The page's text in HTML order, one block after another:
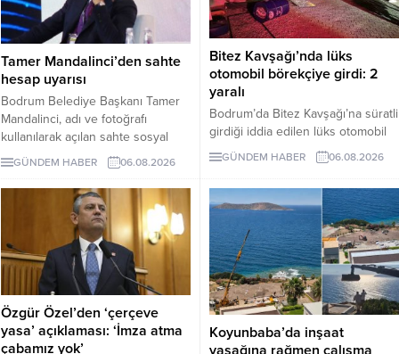
Tamer Mandalinci’den sahte
hesap uyarısı
Bodrum Belediye Başkanı Tamer
Mandalinci, adı ve fotoğrafı
kullanılarak açılan sahte sosyal
medya hesaplarına karşı uyarıda
bulundu. Mandalinci, tek resmî
hesabının @tamermandalinci
olduğunu açıkladı.
GÜNDEM HABER 06.08.2026
Bitez Kavşağı’nda lüks
otomobil börekçiye girdi: 2
yaralı
Bodrum’da Bitez Kavşağı’na süratli
girdiği iddia edilen lüks otomobil
börekçiye girdi. Kazada sürücü ve
GÜNDEM HABER 06.08.2026
Özgür Özel’den ‘çerçeve
yasa’ açıklaması: ‘İmza atma
çabamız yok’
Koyunbaba’da inşaat